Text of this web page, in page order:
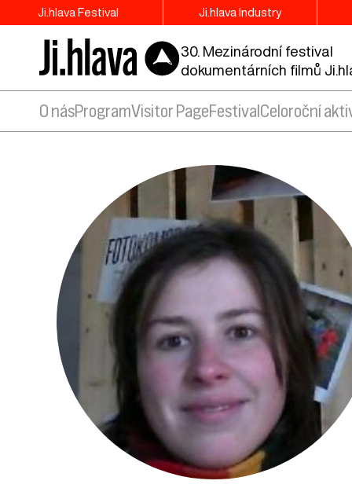
Ji.hlava Festival Ji.hlava Industry
30. Mezinárodní festival
dokumentárních filmů
O násProgramVisitor PageFestival Celoroční